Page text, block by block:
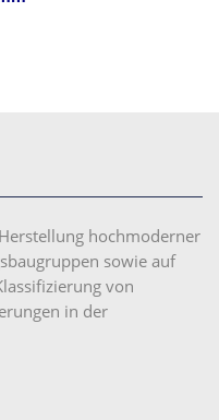
hochmoderner
sowie auf
von
in der